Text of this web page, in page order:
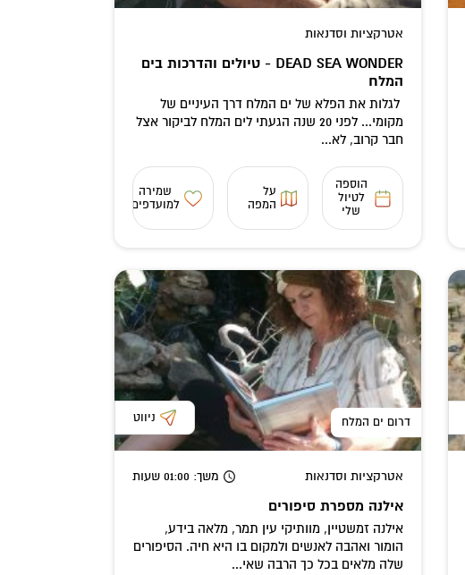
אטרקציות וסדנאות
DEAD SEA WONDER - טיולים והדרכות בים
המלח
לגלות את הפלא של ים המלח דרך העיניים של
מקומי... לפני 20 שנה הגעתי לים המלח לביקור אצל
חבר קרוב, לא...
הוספה
לטיול
שלי
על
המפה
שמירה
למועדפים
דרום ים המלח ניווט
אטרקציות וסדנאות משך: 01:00 שעות
אילנה מספרת סיפורים
אילנה זמשטיין, מוותיקי עין תמר, מלאה בידע,
הומור ואהבה לאנשים ולמקום בו היא חיה. הסיפורים
שלה מלאים בכל כך הרבה שאי...